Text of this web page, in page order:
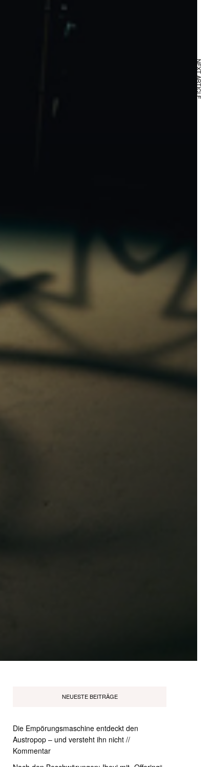
NEUESTE BEITRÄGE
Die Empörungsmaschine entdeckt den
Austropop – und versteht ihn nicht //
Kommentar
NEXT ARTICLE